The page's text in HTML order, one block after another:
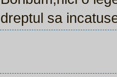
dreptul sa